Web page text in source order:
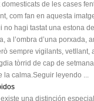
de les cases
com fan en aquesta
no hagi tastat una estona
a l’ombra d’una porxada,
sempre vigilants, vetllant,
tòrrid de cap de
la calma.Seguir leyendo ...
una distinción